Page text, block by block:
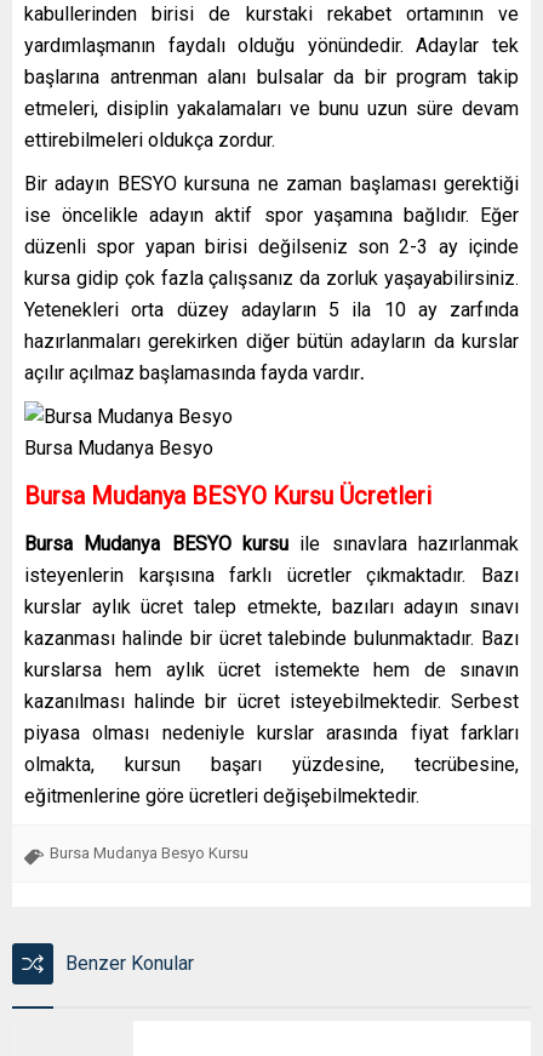
kabullerinden birisi de kurstaki rekabet ortamının ve
yardımlaşmanın faydalı olduğu yönündedir. Adaylar tek
başlarına antrenman alanı bulsalar da bir program takip
etmeleri, disiplin yakalamaları ve bunu uzun süre devam
ettirebilmeleri oldukça zordur.
Bir adayın BESYO kursuna ne zaman başlaması gerektiği
ise öncelikle adayın aktif spor yaşamına bağlıdır. Eğer
düzenli spor yapan birisi değilseniz son 2-3 ay içinde
kursa gidip çok fazla çalışsanız da zorluk yaşayabilirsiniz.
Yetenekleri orta düzey adayların 5 ila 10 ay zarfında
hazırlanmaları gerekirken diğer bütün adayların da kurslar
açılır açılmaz başlamasında fayda vardır.
Bursa Mudanya Besyo
Bursa Mudanya BESYO Kursu Ücretleri
Bursa Mudanya BESYO kursu ile sınavlara hazırlanmak
isteyenlerin karşısına farklı ücretler çıkmaktadır. Bazı
kurslar aylık ücret talep etmekte, bazıları adayın sınavı
kazanması halinde bir ücret talebinde bulunmaktadır. Bazı
kurslarsa hem aylık ücret istemekte hem de sınavın
kazanılması halinde bir ücret isteyebilmektedir. Serbest
piyasa olması nedeniyle kurslar arasında fiyat farkları
olmakta, kursun başarı yüzdesine, tecrübesine,
eğitmenlerine göre ücretleri değişebilmektedir.
Bursa Mudanya Besyo Kursu
Benzer Konular